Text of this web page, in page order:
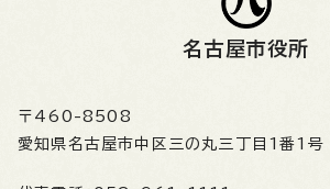
名古屋市役所
〒460-8508
愛知県名古屋市中区三の丸三丁目1番1号